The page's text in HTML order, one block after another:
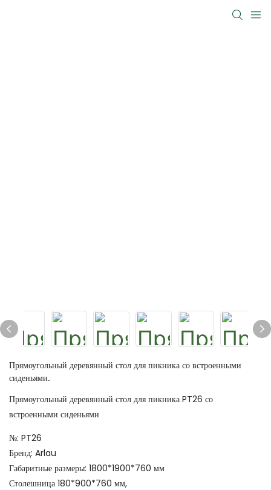
Прямоугольный деревянный стол для пикника со встроенными
сиденьями.
Прямоугольный деревянный стол для пикника PT26 со
встроенными сиденьями
№: PT26
Бренд: Arlau
Габаритные размеры: 1800*1900*760 мм
Столешница 180*900*760 мм,